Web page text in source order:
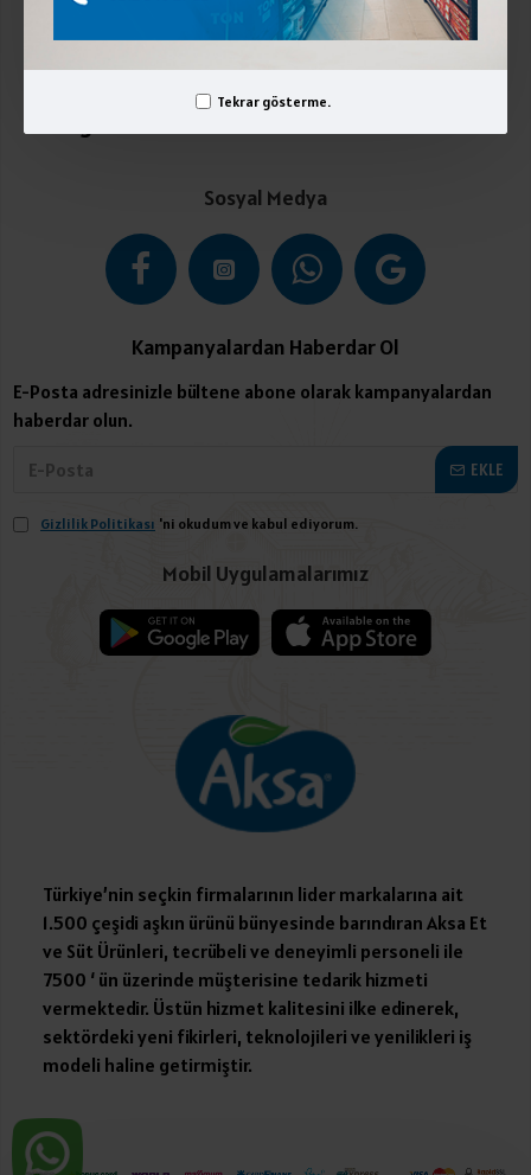
Tekrar gösterme.
Üyelik İşlemleri
İletişim
Sosyal Medya
Kampanyalardan Haberdar Ol
E-Posta adresinizle bültene abone olarak kampanyalardan
haberdar olun.
EKLE
Gizlilik Politikası 'ni okudum ve kabul ediyorum.
Mobil Uygulamalarımız
Türkiye’nin seçkin firmalarının lider markalarına ait
1.500 çeşidi aşkın ürünü bünyesinde barındıran Aksa Et
ve Süt Ürünleri, tecrübeli ve deneyimli personeli ile
7500 ‘ ün üzerinde müşterisine tedarik hizmeti
vermektedir. Üstün hizmet kalitesini ilke edinerek,
sektördeki yeni fikirleri, teknolojileri ve yenilikleri iş
modeli haline getirmiştir.